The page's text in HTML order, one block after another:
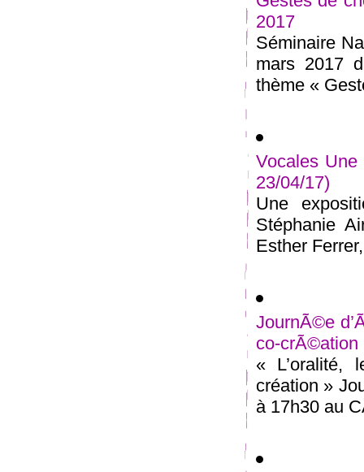
2017
Séminaire
mars 2017
thème «
Vocales
23/04/17)
Une
Stéphanie
Esther
JournÃ©e
co-crÃ©ation
« L’oralité,
création »
à 17h30 au